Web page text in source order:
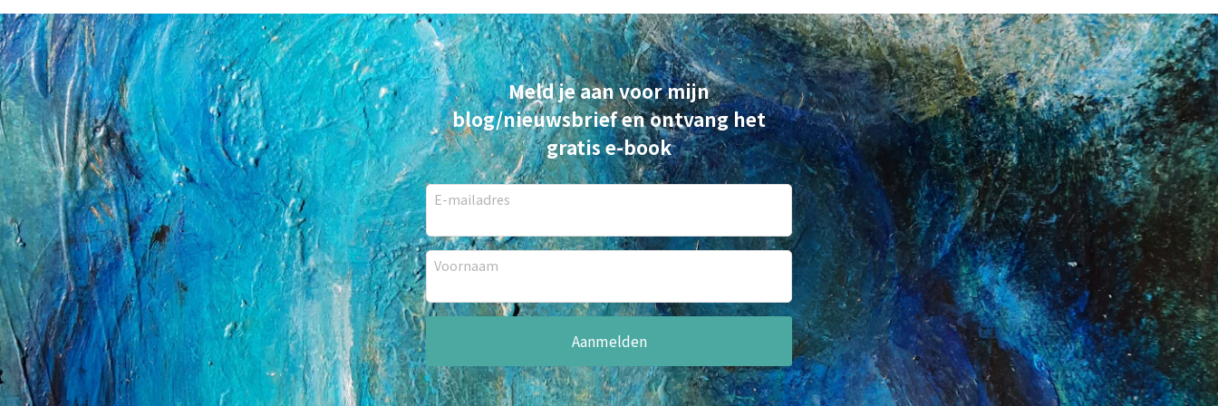
Meld je aan voor mijn
blog/nieuwsbrief en ontvang het
gratis e-book
E-mailadres
Voornaam